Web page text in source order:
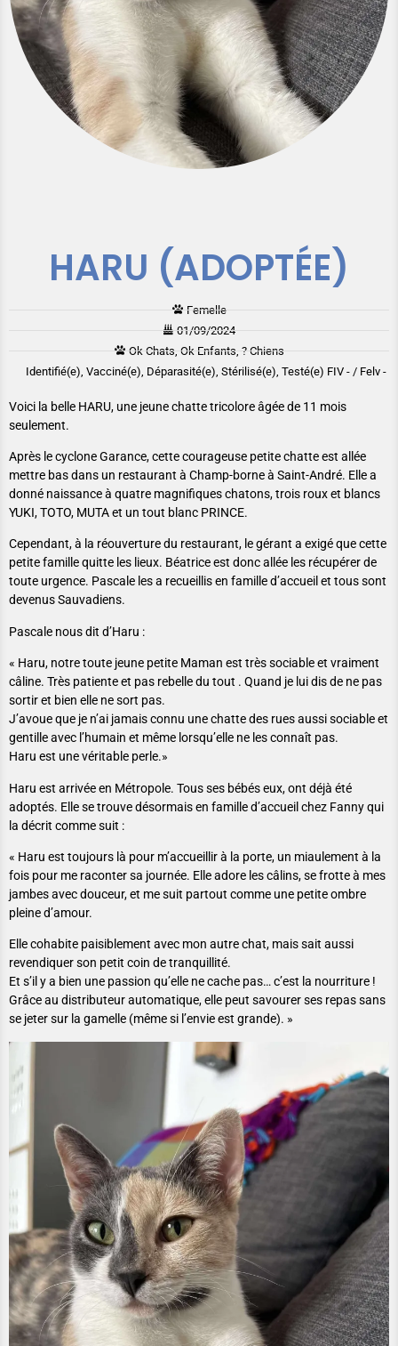
HARU (ADOPTÉE)
Femelle
01/09/2024
Ok Chats, Ok Enfants, ? Chiens
Identifié(e), Vacciné(e), Déparasité(e), Stérilisé(e), Testé(e) FIV - / Felv -
Voici la belle HARU, une jeune chatte tricolore âgée de 11 mois
seulement.
Après le cyclone Garance, cette courageuse petite chatte est allée
mettre bas dans un restaurant à Champ-borne à Saint-André. Elle a
donné naissance à quatre magnifiques chatons, trois roux et blancs
YUKI, TOTO, MUTA et un tout blanc PRINCE.
Cependant, à la réouverture du restaurant, le gérant a exigé que cette
petite famille quitte les lieux. Béatrice est donc allée les récupérer de
toute urgence. Pascale les a recueillis en famille d’accueil et tous sont
devenus Sauvadiens.
Pascale nous dit d’Haru :
« Haru, notre toute jeune petite Maman est très sociable et vraiment
câline. Très patiente et pas rebelle du tout . Quand je lui dis de ne pas
sortir et bien elle ne sort pas.
J’avoue que je n’ai jamais connu une chatte des rues aussi sociable et
gentille avec l’humain et même lorsqu’elle ne les connaît pas.
Haru est une véritable perle.»
Haru est arrivée en Métropole. Tous ses bébés eux, ont déjà été
adoptés. Elle se trouve désormais en famille d’accueil chez Fanny qui
la décrit comme suit :
« Haru est toujours là pour m’accueillir à la porte, un miaulement à la
fois pour me raconter sa journée. Elle adore les câlins, se frotte à mes
jambes avec douceur, et me suit partout comme une petite ombre
pleine d’amour.
Elle cohabite paisiblement avec mon autre chat, mais sait aussi
revendiquer son petit coin de tranquillité.
Et s’il y a bien une passion qu’elle ne cache pas… c’est la nourriture !
Grâce au distributeur automatique, elle peut savourer ses repas sans
se jeter sur la gamelle (même si l’envie est grande). »